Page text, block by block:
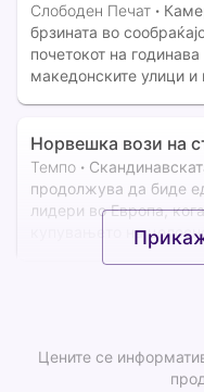
Слободен Печат ·
брзината во
почетокот на
македонските улици и
развиваат значително
уреди, кои можат да
Норвешка вози на
Темпо ·
продолжува да биде
лидери во Европа,
купувањето на
возила. Од 15,560
Цените се